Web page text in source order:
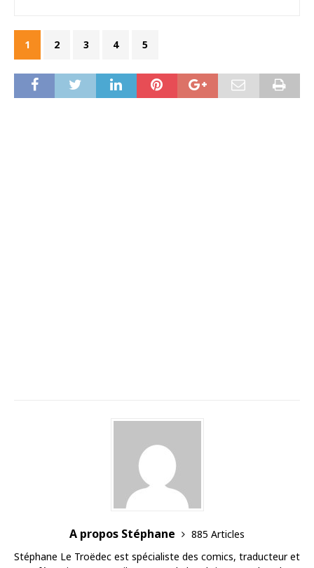
1 2 3 4 5
A propos Stéphane
885 Articles
Stéphane Le Troëdec est spécialiste des comics, traducteur et